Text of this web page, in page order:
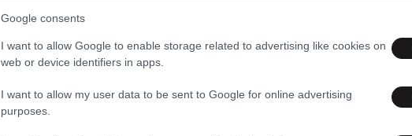
Google consents
I want to allow Google to enable storage related to advertising like cookies on
web or device identifiers in apps.
I want to allow my user data to be sent to Google for online advertising
purposes.